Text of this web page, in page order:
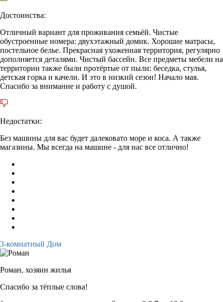
Достоинства:
Отличный вариант для проживания семьёй. Чистые
обустроенные номера: двухэтажный домик. Хорошие матрасы,
постельное белье. Прекрасная ухоженная территория, регулярно
дополняется деталями. Чистый бассейн. Все предметы мебели на
территории также были протёртые от пыли: беседка, стулья,
детская горка и качели. И это в низкий сезон! Начало мая.
Спасибо за внимание и работу с душой.
Недостатки:
Без машины для вас будет далековато море и коса. А также
магазины. Мы всегда на машине - для нас все отлично!
3-комнатный Дом
Роман, хозяин жилья
Спасибо за тёплые слова!